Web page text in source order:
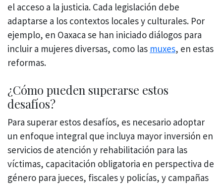
el acceso a la justicia. Cada legislación debe
adaptarse a los contextos locales y culturales. Por
ejemplo, en Oaxaca se han iniciado diálogos para
incluir a mujeres diversas, como las muxes, en estas
reformas.
¿Cómo pueden superarse estos
desafíos?
Para superar estos desafíos, es necesario adoptar
un enfoque integral que incluya mayor inversión en
servicios de atención y rehabilitación para las
víctimas, capacitación obligatoria en perspectiva de
género para jueces, fiscales y policías, y campañas